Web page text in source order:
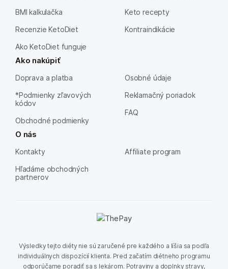
BMI kalkulačka
Recenzie KetoDiet
Ako KetoDiet funguje
Keto recepty
Kontraindikácie
Ako nakúpiť
Doprava a platba
*Podmienky zľavových
kódov
Obchodné podmienky
Osobné údaje
Reklamačný poriadok
FAQ
O nás
Kontakty
Hľadáme obchodných
partnerov
Affiliate program
Výsledky tejto diéty nie sú zaručené pre každého a líšia sa podľa
individuálnych dispozícií klienta. Pred začatím diétneho programu
odporúčame poradiť sa s lekárom. Potraviny a doplnky stravy,